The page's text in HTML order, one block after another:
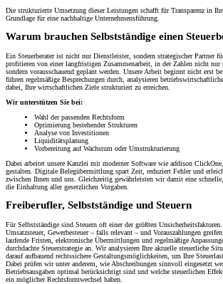
Die strukturierte Umsetzung dieser Leistungen schafft für Transparenz in
Grundlage für eine nachhaltige Unternehmensführung.
Warum brauchen Selbstständige einen
Ein Steuerberater ist nicht nur Dienstleister, sondern strategischer Partner
profitieren von einer langfristigen Zusammenarbeit, in der Zahlen nicht nur
sondern vorausschauend geplant werden. Unsere Arbeit beginnt nicht erst
führen regelmäßige Besprechungen durch, analysieren
dabei, Ihre wirtschaftlichen Ziele strukturiert zu erreichen.
Wir unterstützen Sie bei:
Wahl der passenden Rechtsform
Optimierung bestehender Strukturen
Analyse von Investitionen
Liquiditätsplanung
Vorbereitung auf Wachstum oder Umstrukturierung
Dabei arbeitet unsere Kanzlei mit moderner Software wie addison
gestalten. Digitale Belegübermittlung spart Zeit, reduziert Fehler und
zwischen Ihnen und uns. Gleichzeitig gewährleisten wir damit eine
die Einhaltung aller gesetzlichen Vorgaben.
Freiberufler, Selbstständige und Steuern
Für Selbstständige sind Steuern oft einer der größten
Umsatzsteuer, Gewerbesteuer – falls relevant – und Vorauszahlungen
laufende Fristen, elektronische Übermittlungen und regelmäßige
durchdachte Steuerstrategie an. Wir analysieren Ihre aktuelle steuerliche
darauf aufbauend rechtssichere Gestaltungsmöglichkeiten, um Ihre
Dabei prüfen wir unter anderem, wie Abschreibungen sinnvoll eingesetzt
Betriebsausgaben optimal berücksichtigt sind und welche steuerlichen
ein möglicher Rechtsformwechsel haben.